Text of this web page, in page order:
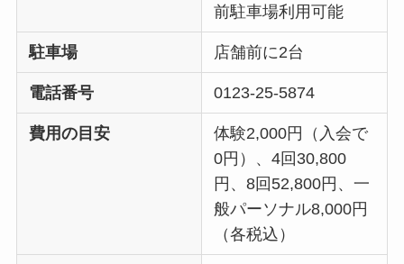
前駐車場利用可能
駐車場 店舗前に2台
電話番号 0123-25-5874
費用の目安
体験2,000円（入会で
0円）、4回30,800
円、8回52,800円、一
般パーソナル8,000円
（各税込）